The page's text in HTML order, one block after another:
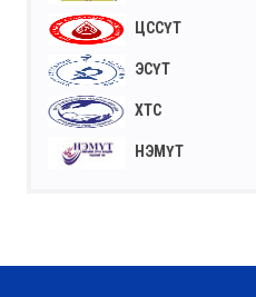
ЦССҮТ
ЭСҮТ
ХТС
НЭМҮТ